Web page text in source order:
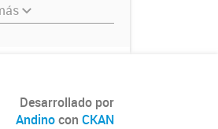
Desarrollado por
Andinocon CKAN